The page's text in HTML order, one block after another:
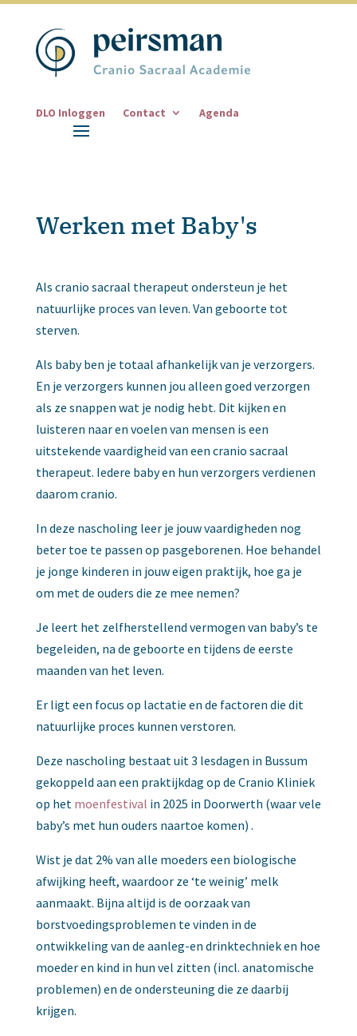
DLO Inloggen Contact Agenda
Werken met Baby's
Als cranio sacraal therapeut ondersteun je het
natuurlijke proces van leven. Van geboorte tot
sterven.
Als baby ben je totaal afhankelijk van je verzorgers.
En je verzorgers kunnen jou alleen goed verzorgen
als ze snappen wat je nodig hebt. Dit kijken en
luisteren naar en voelen van mensen is een
uitstekende vaardigheid van een cranio sacraal
therapeut. Iedere baby en hun verzorgers verdienen
daarom cranio.
In deze nascholing leer je jouw vaardigheden nog
beter toe te passen op pasgeborenen. Hoe behandel
je jonge kinderen in jouw eigen praktijk, hoe ga je
om met de ouders die ze mee nemen?
Je leert het zelfherstellend vermogen van baby’s te
begeleiden, na de geboorte en tijdens de eerste
maanden van het leven.
Er ligt een focus op lactatie en de factoren die dit
natuurlijke proces kunnen verstoren.
Deze nascholing bestaat uit 3 lesdagen in Bussum
gekoppeld aan een praktijkdag op de Cranio Kliniek
op het moenfestival in 2025 in Doorwerth (waar vele
baby’s met hun ouders naartoe komen) .
Wist je dat 2% van alle moeders een biologische
afwijking heeft, waardoor ze ‘te weinig’ melk
aanmaakt. Bijna altijd is de oorzaak van
borstvoedingsproblemen te vinden in de
ontwikkeling van de aanleg-en drinktechniek en hoe
moeder en kind in hun vel zitten (incl. anatomische
problemen) en de ondersteuning die ze daarbij
krijgen.